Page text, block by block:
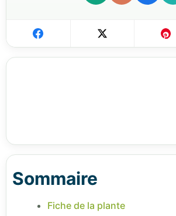
Sommaire
Fiche de la plante